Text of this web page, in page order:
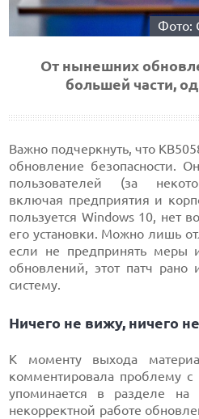
Фото:
От нынешних
большей части,
Важно подчеркнуть, что
обновление безопасности.
пользователей (за
включая предприятия и
пользуется Windows 10, нет
его установки. Можно лишь
если не предпринять меры
обновлений, этот патч рано
систему.
Ничего не вижу, ничего
К моменту выхода
комментировала проблему с
упоминается в разделе на
некорректной работе